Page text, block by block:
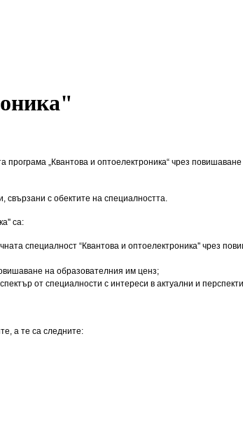
„Квантова и оптоелектроника“ чрез
с обектите на специалността.
са:
специалност “Квантова и оптоелектроника'' чрез
на образователния им ценз;
от специалности с интереси в актуални и
а те са следните: